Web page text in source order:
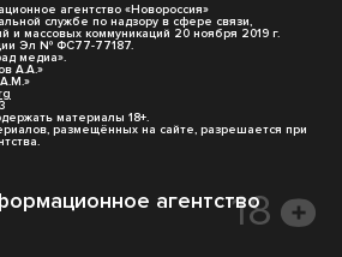
агентство «Новороссия»
службе по надзору в сфере связи,
и массовых коммуникаций 20 ноября 2019 г.
Эл № ФС77-77187.
медиа».
А.А.»
материалы 18+.
размещённых на сайте, разрешается при
агентство